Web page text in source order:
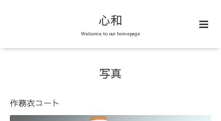
心和
Welcome to our homepage
写真
作務衣コート